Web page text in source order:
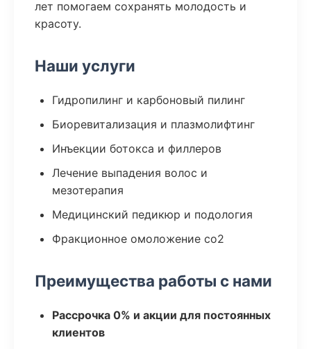
лет помогаем сохранять молодость и
красоту.
Наши услуги
Гидропилинг и карбоновый пилинг
Биоревитализация и плазмолифтинг
Инъекции ботокса и филлеров
Лечение выпадения волос и
мезотерапия
Медицинский педикюр и подология
Фракционное омоложение co2
Преимущества работы с нами
Рассрочка 0% и акции для постоянных
клиентов